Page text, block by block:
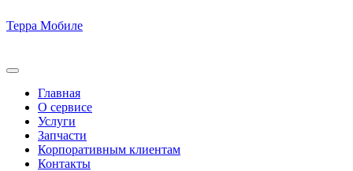
Терра Мобиле
Главная
О сервисе
Услуги
Запчасти
Корпоративным клиентам
Контакты